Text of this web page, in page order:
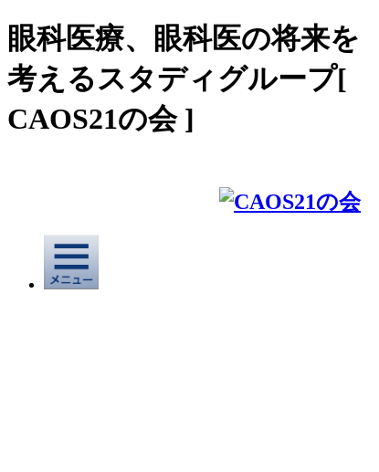
眼科医療、眼科医の将来を
考えるスタディグループ[
CAOS21の会 ]